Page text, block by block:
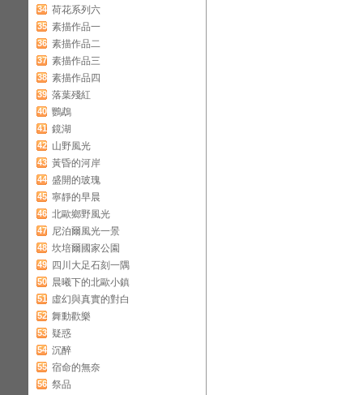
34 荷花系列六
35 素描作品一
36 素描作品二
37 素描作品三
38 素描作品四
39 落葉殘紅
40 鸚鵡
41 鏡湖
42 山野風光
43 黃昏的河岸
44 盛開的玻瑰
45 寧靜的早晨
46 北歐鄉野風光
47 尼泊爾風光一景
48 坎培爾國家公園
49 四川大足石刻一隅
50 晨曦下的北歐小鎮
51 虛幻與真實的對白
52 舞動歡樂
53 疑惑
54 沉醉
55 宿命的無奈
56 祭品